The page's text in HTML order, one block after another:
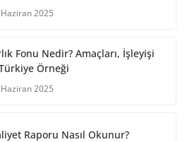
2025
Fonu Nedir? Amaçları, İşleyişi
Örneği
2025
Raporu Nasıl Okunur?